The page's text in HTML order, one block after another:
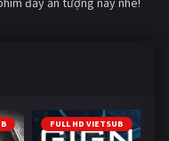
FULL HD VIETSUB